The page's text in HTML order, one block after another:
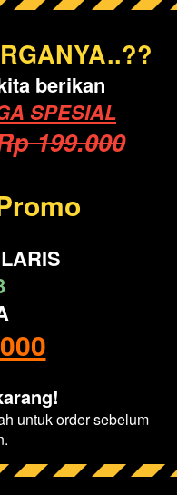
berikan
SPESIAL
untuk order sebelum